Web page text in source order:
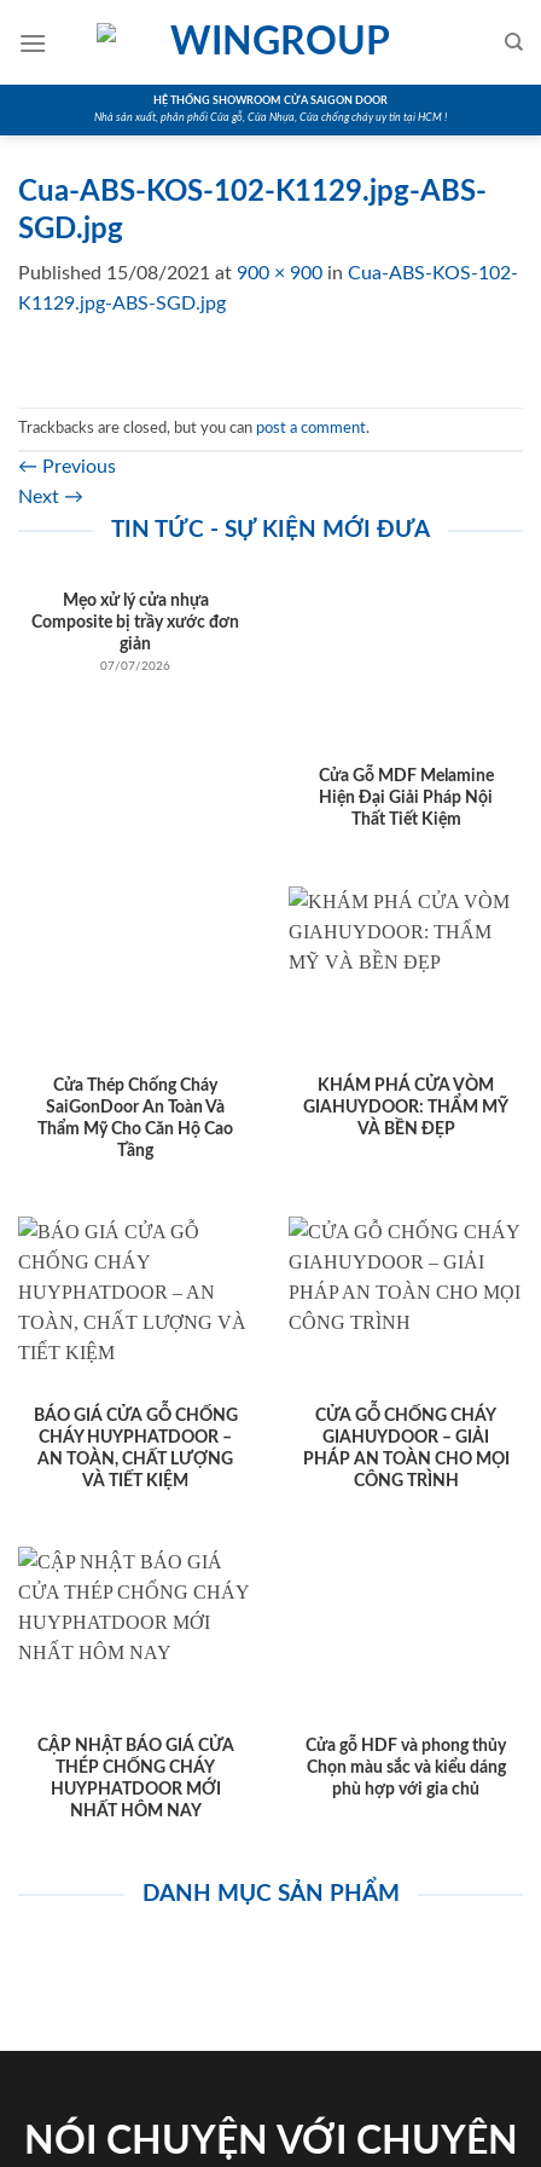
HỆ THỐNG SHOWROOM CỬA SAIGON DOOR
Nhà sản xuất, phân phối Cửa gỗ, Cửa Nhựa, Cửa chống cháy uy tín tại HCM !
Cua-ABS-KOS-102-K1129.jpg-ABS-
SGD.jpg
Published 15/08/2021 at 900 × 900 in Cua-ABS-KOS-102-
K1129.jpg-ABS-SGD.jpg
Trackbacks are closed, but you can post a comment.
← Previous
Next →
TIN TỨC - SỰ KIỆN MỚI ĐƯA
Mẹo xử lý cửa nhựa
Composite bị trầy xước đơn
giản
07/07/2026
Cửa Gỗ MDF Melamine
Hiện Đại Giải Pháp Nội
Thất Tiết Kiệm
Cửa Thép Chống Cháy
SaiGonDoor An Toàn Và
Thẩm Mỹ Cho Căn Hộ Cao
Tầng
KHÁM PHÁ CỬA VÒM
GIAHUYDOOR: THẨM MỸ
VÀ BỀN ĐẸP
BÁO GIÁ CỬA GỖ CHỐNG
CHÁY HUYPHATDOOR –
AN TOÀN, CHẤT LƯỢNG
VÀ TIẾT KIỆM
CỬA GỖ CHỐNG CHÁY
GIAHUYDOOR – GIẢI
PHÁP AN TOÀN CHO MỌI
CÔNG TRÌNH
CẬP NHẬT BÁO GIÁ CỬA
THÉP CHỐNG CHÁY
HUYPHATDOOR MỚI
NHẤT HÔM NAY
Cửa gỗ HDF và phong thủy
Chọn màu sắc và kiểu dáng
phù hợp với gia chủ
DANH MỤC SẢN PHẨM
NÓI CHUYỆN VỚI CHUYÊN